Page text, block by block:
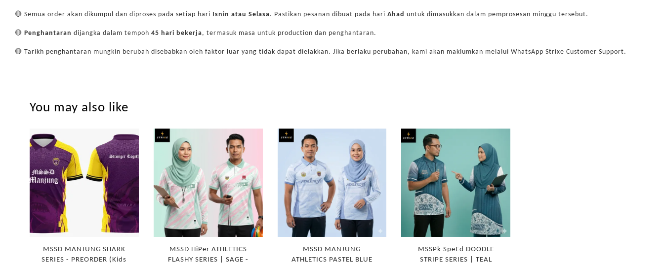
🔴 Semua order akan dikumpul dan diproses pada setiap hari Isnin atau Selasa. Pastikan pesanan dibuat pada hari Ahad untuk dimasukkan dalam pemprosesan minggu tersebut.
🔴 Penghantaran dijangka dalam tempoh 45 hari bekerja, termasuk masa untuk production dan penghantaran.
🔴 Tarikh penghantaran mungkin berubah disebabkan oleh faktor luar yang tidak dapat dielakkan. Jika berlaku perubahan, kami akan maklumkan melalui WhatsApp Strixe Customer Support.
You may also like
MSSD MANJUNG SHARK
SERIES - PREORDER (Kids
MSSD HiPer ATHLETICS
FLASHY SERIES | SAGE -
MSSD MANJUNG
ATHLETICS PASTEL BLUE
MSSPk SpeEd DOODLE
STRIPE SERIES | TEAL